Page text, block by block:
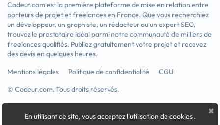
Codeur.com est la première plateforme de mise en relation entre
porteurs de projet et freelances en France. Que vous recherchiez
un développeur, un graphiste, un rédacteur ou un expert SEO,
trouvez le prestataire idéal parmi notre communauté de milliers de
freelances qualifiés. Publiez gratuitement votre projet et recevez
des devis en quelques heures.
Mentions légales
Politique de confidentialité
CGU
© Codeur.com. Tous droits réservés.
×
En utilisant ce site, vous acceptez l'utilisation de cookies .